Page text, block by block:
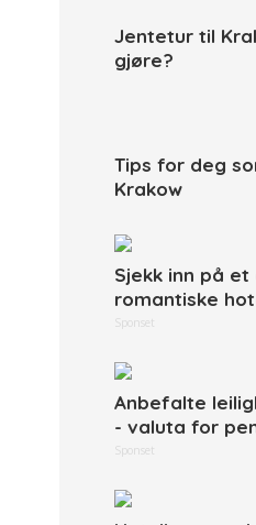
Jentetur til
gjøre?
Tips for deg
Krakow
Sjekk inn på
romantiske
Sponset
Anbefalte
- valuta for
Sponset